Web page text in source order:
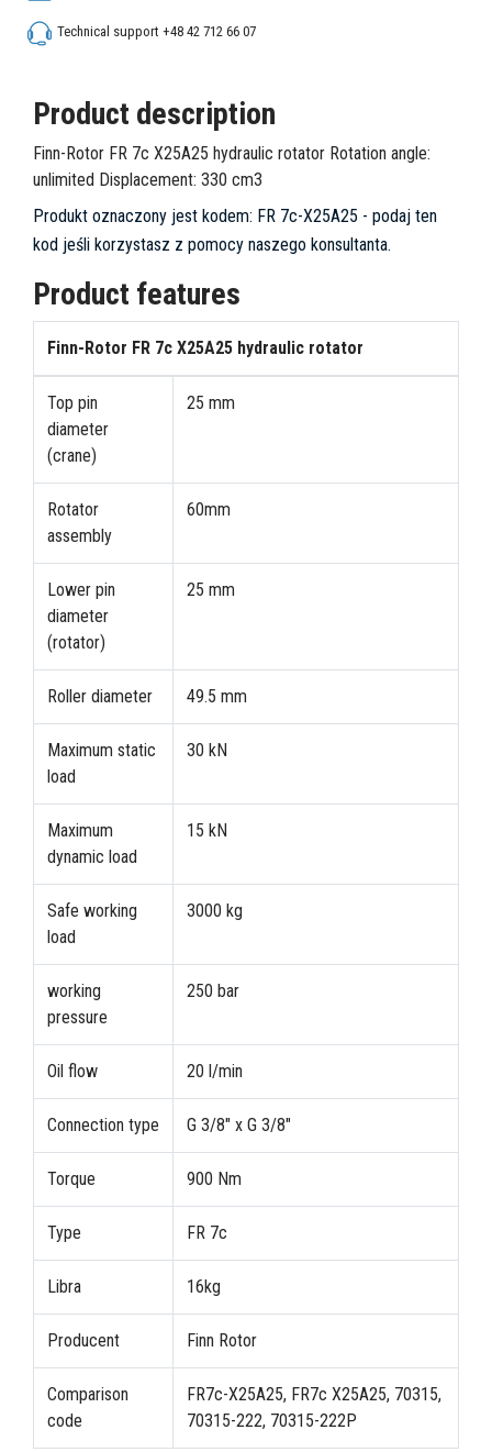
Technical support +48 42 712 66 07
Product description
Finn-Rotor FR 7c X25A25 hydraulic rotator Rotation angle:
unlimited Displacement: 330 cm3
Produkt oznaczony jest kodem: FR 7c-X25A25 - podaj ten
kod jeśli korzystasz z pomocy naszego konsultanta.
Product features
Finn-Rotor FR 7c X25A25 hydraulic rotator
Top pin
diameter
(crane)
25 mm
Rotator
assembly
60mm
Lower pin
diameter
(rotator)
25 mm
Roller diameter 49.5 mm
Maximum static
load
30 kN
Maximum
dynamic load
15 kN
Safe working
load
3000 kg
working
pressure
250 bar
Oil flow 20 l/min
Connection type G 3/8" x G 3/8"
Torque 900 Nm
Type FR 7c
Libra 16kg
Producent Finn Rotor
Comparison
code
FR7c-X25A25, FR7c X25A25, 70315,
70315-222, 70315-222P